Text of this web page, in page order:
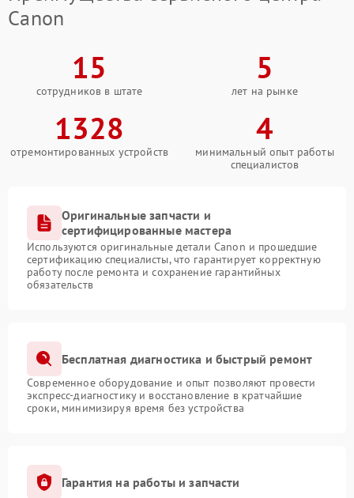
Canon
15
сотрудников в штате
5
лет на рынке
1328
отремонтированных устройств
4
минимальный опыт работы
специалистов
Оригинальные запчасти и
сертифицированные мастера
Используются оригинальные детали Canon и прошедшие
сертификацию специалисты, что гарантирует корректную
работу после ремонта и сохранение гарантийных
обязательств
Бесплатная диагностика и быстрый ремонт
Современное оборудование и опыт позволяют провести
экспресс-диагностику и восстановление в кратчайшие
сроки, минимизируя время без устройства
Гарантия на работы и запчасти